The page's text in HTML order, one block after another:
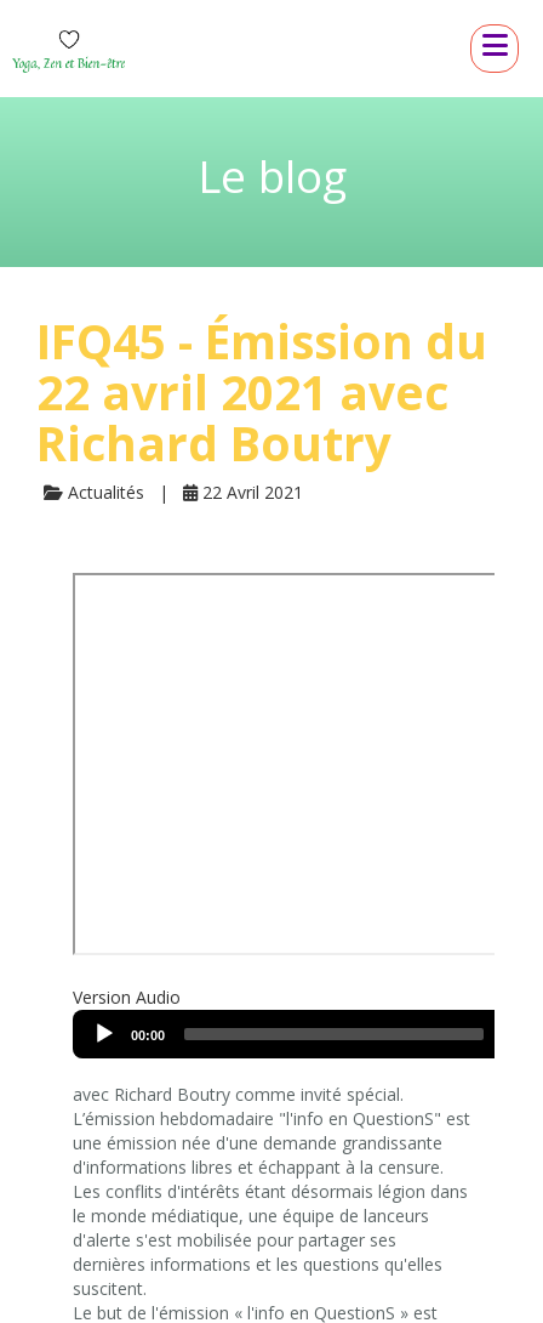
Le blog
IFQ45 - Émission du
22 avril 2021 avec
Richard Boutry
Actualités 22 Avril 2021
Version Audio
Player
00:00
avec Richard Boutry comme invité spécial.
L’émission hebdomadaire "l'info en QuestionS" est
une émission née d'une demande grandissante
d'informations libres et échappant à la censure.
Les conflits d'intérêts étant désormais légion dans
le monde médiatique, une équipe de lanceurs
d'alerte s'est mobilisée pour partager ses
dernières informations et les questions qu'elles
suscitent.
Le but de l'émission « l'info en QuestionS » est